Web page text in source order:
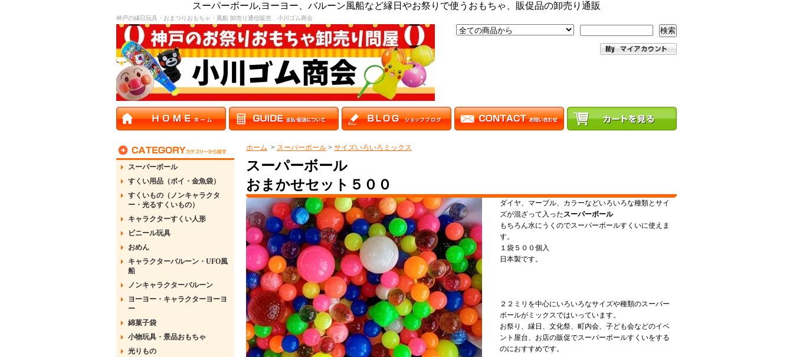
スーパーボール,ヨーヨー、バルーン風船など縁日やお祭りで使うおもちゃ、販促品の卸売り通販
神戸の縁日玩具・おまつりおもちゃ・風船 卸売り通信販売 小川ゴム商会
検索
スーパーボール
すくい用品（ポイ・金魚袋）
すくいもの（ノンキャラクタ
ー・光るすくいもの）
キャラクターすくい人形
ビニール玩具
おめん
キャラクターバルーン・UFO風
船
ノンキャラクターバルーン
ヨーヨー・キャラクターヨーヨ
ー
綿菓子袋
小物玩具・景品おもちゃ
光りもの
ホーム > スーパーボール > サイズいろいろミックス
スーパーボール
おまかせセット５００
ダイヤ、マーブル、カラーなどいろいろな種類とサイ
ズが混ざって入ったスーパーボール
もちろん水にうくのでスーパーボールすくいに使えま
す。
１袋５００個入
日本製です。
２２ミリを中心にいろいろなサイズや種類のスーパー
ボールがミックスではいっています。
お祭り、縁日、文化祭、町内会、子ども会などのイベ
ント屋台、お店の販促でスーパーボールすくいをする
のにおすすめです。